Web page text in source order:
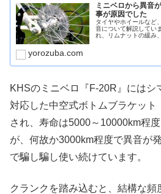
ミニベロから異音
事が原因でした
タイヤやホイールなど
音について解説してい
れ、リムナットの緩み
yorozuba.com
KHSのミニベロ『F-20R』にはシ
対応した中空式ボトムブラケット
され、寿命は5000～10000km程
が、何故か3000km程度で異音が
で騙し騙し使い続けています。
クランクを踏み込むと、結構な